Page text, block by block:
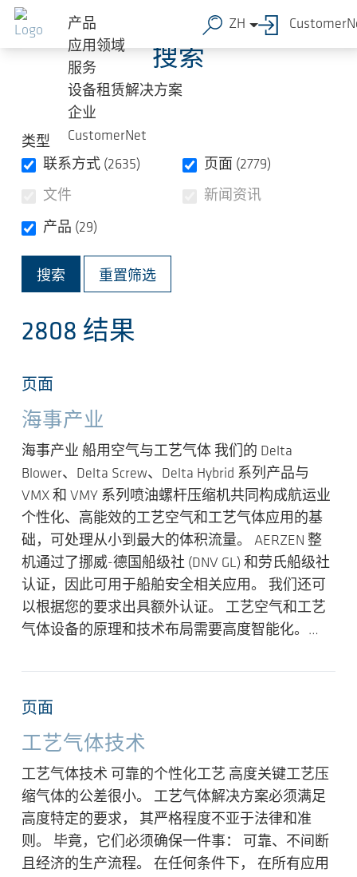
跳转到主要内容
产品
应用领域
服务
设备租赁解决方案
企业
CustomerNet
ZH
搜索
类型
联系方式 (2635)
页面 (2779)
文件 新闻资讯
产品 (29)
重置筛选
2808 结果
页面
海事产业
海事产业 船用空气与工艺气体 我们的 Delta
Blower、Delta Screw、Delta Hybrid 系列产品与
VMX 和 VMY 系列喷油螺杆压缩机共同构成航运业
个性化、高能效的工艺空气和工艺气体应用的基
础，可处理从小到最大的体积流量。 AERZEN 整
机通过了挪威-德国船级社 (DNV GL) 和劳氏船级社
认证，因此可用于船舶安全相关应用。 我们还可
以根据您的要求出具额外认证。 工艺空气和工艺
气体设备的原理和技术布局需要高度智能化。…
页面
工艺气体技术
工艺气体技术 可靠的个性化工艺 高度关键工艺压
缩气体的公差很小。 工艺气体解决方案必须满足
高度特定的要求， 其严格程度不亚于法律和准
则。 毕竟，它们必须确保一件事： 可靠、不间断
且经济的生产流程。 在任何条件下， 在所有应用